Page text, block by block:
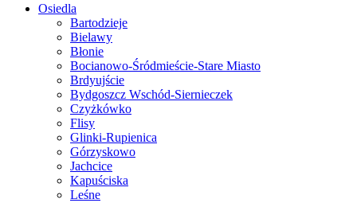
Osiedla
Bartodzieje
Bielawy
Błonie
Bocianowo-Śródmieście-Stare Miasto
Brdyujście
Bydgoszcz Wschód-Siernieczek
Czyżkówko
Flisy
Glinki-Rupienica
Górzyskowo
Jachcice
Kapuściska
Leśne